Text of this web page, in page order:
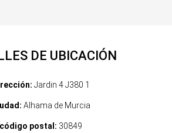
DE UBICACIÓN
Jardin 4 J380 1
Alhama de Murcia
código postal: 30849